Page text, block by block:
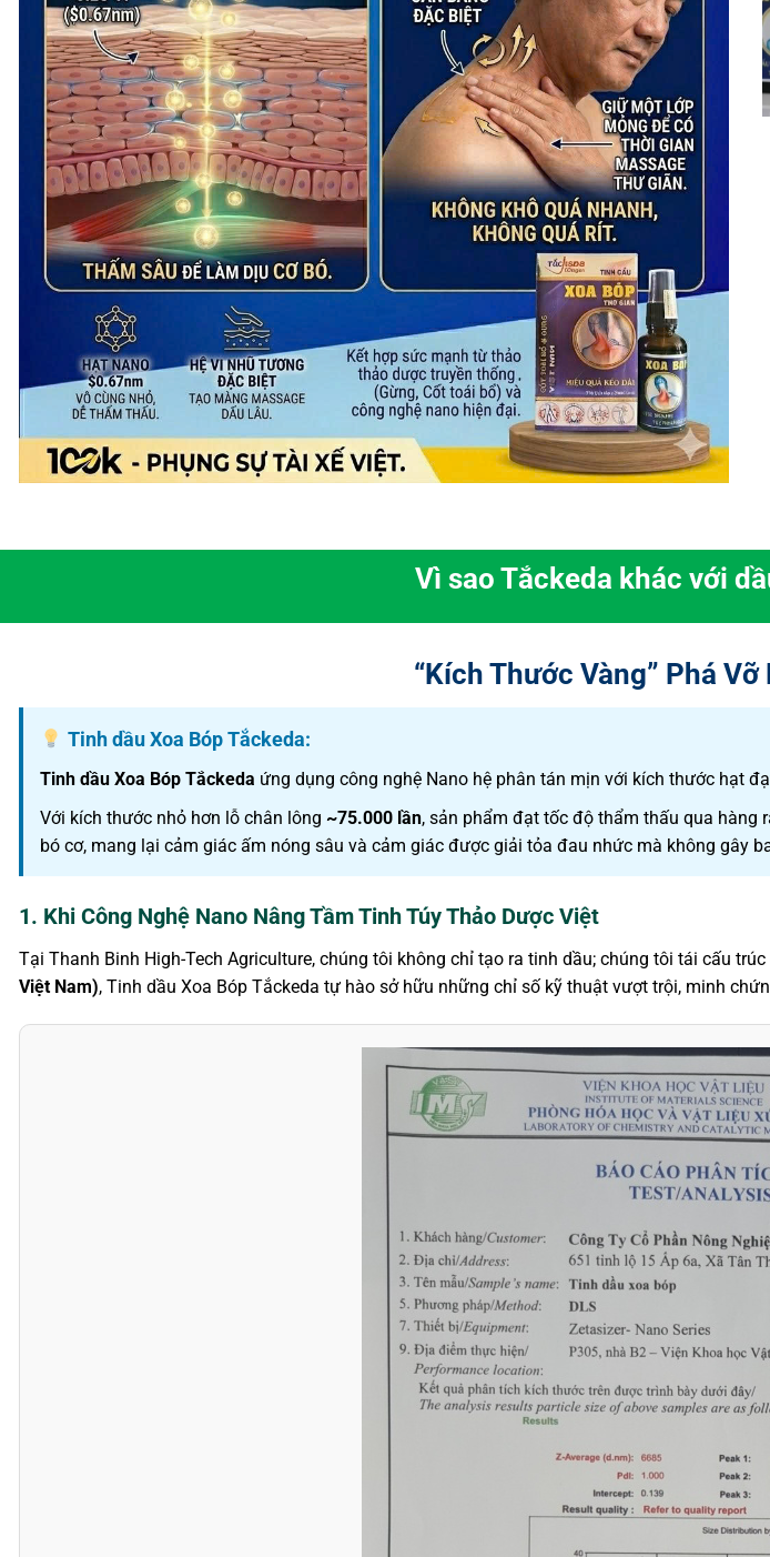
Vì sao Tắckeda khác với
“Kích Thước Vàng” Phá
Tinh dầu Xoa Bóp Tắckeda:
Tinh dầu Xoa Bóp Tắckeda ứng dụng công nghệ Nano hệ phân tán mịn với kích thước hạt
Với kích thước nhỏ hơn lỗ chân lông ~75.000 lần, sản phẩm đạt tốc độ thẩm thấu qua hàng
bó cơ, mang lại cảm giác ấm nóng sâu và cảm giác được giải tỏa đau nhức mà không gây
1. Khi Công Nghệ Nano Nâng Tầm Tinh Túy Thảo Dược Việt
Tại Thanh Binh High-Tech Agriculture, chúng tôi không chỉ tạo ra tinh dầu; chúng tôi tái cấu
Việt Nam), Tinh dầu Xoa Bóp Tắckeda tự hào sở hữu những chỉ số kỹ thuật vượt trội, minh